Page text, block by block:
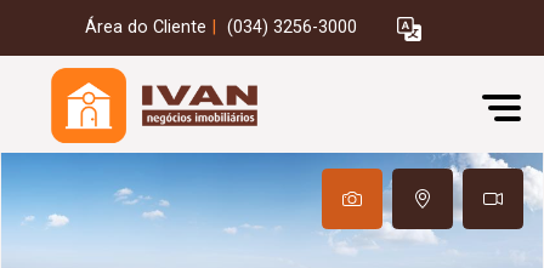
Área do Cliente (034) 3256-3000